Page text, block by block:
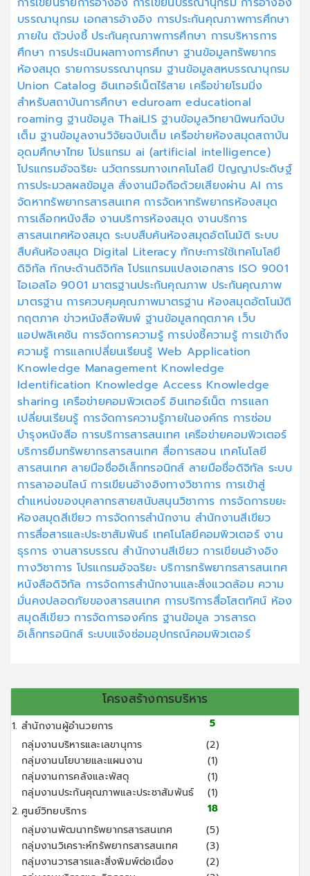
บรรณานุกรม เอกสารอ้างอิง การประกันคุณภาพการศึกษา
ภายใน ตัวบ่งชี้ ประกันคุณภาพการศึกษา การบริหารการ
ศึกษา การประเมินผลทางการศึกษา ฐานข้อมูลทรัพยากร
ห้องสมุด รายการบรรณานุกรม ฐานข้อมูลสหบรรณานุกรม
Union Catalog อินเทอร์เน็ตไร้สาย เครือข่ายโรมมิ่ง
สำหรับสถาบันการศึกษาeduroameducational
roaming ฐานข้อมูล ThaiLIS ฐานข้อมูลวิทยานิพนฑ์ฉบับ
เต็ม ฐานข้อมูลงานวิจัยฉบับเต็ม เครือข่ายห้องสมุดสถาบัน
อุดมศึกษาไทย โปรแกรม ai (artificial intelligence)
โปรแกรมอัจฉริยะ นวัตกรรมทางเทคโนโลยี ปัญญาประดิษฐ์
การประมวลผลข้อมูล สั่งงานมือถือด้วยเสียงผ่าน AI การ
จัดหาทรัพยากรสารสนเทศ การจัดหาทรัพยากรห้องสมุด
การเลือกหนังสืองานบริการห้องสมุด งานบริการ
สารสนเทศห้องสมุด ระบบสืบค้นห้องสมุดอัตโนมัติ ระบบ
สืบค้นห้องสมุด Digital Literacy ทักษะการใช้เทคโนโลยี
ดิจิทัล ทักษะด้านดิจิทัลโปรแกรมแปลงเอกสาร ISO 9001
ไอเอสโอ 9001 มาตรฐานประกันคุณภาพ ประกันคุณภาพ
มาตรฐาน การควบคุมคุณภาพมาตรฐาน ห้องสมุดอัตโนมัติ
กฤตภาค ข่าวหนังสือพิมพ์ ฐานข้อมูลกฤตภาค เว็บ
แอปพลิเคชัน การจัดการความรู้ การบ่งชี้ความรู้ การเข้าถึง
ความรู้ การแลกเปลี่ยนเรียนรู้ Web Application
Knowledge Management Knowledge
Identification Knowledge Access Knowledge
sharing เครือข่ายคอมพิวเตอร์อินเทอร์เน็ต การแลก
เปลี่ยนเรียนรู้ การจัดการความรู้ภายในองค์กร การซ่อม
บำรุงหนังสือ การบริการสารสนเทศ เครือข่ายคอมพิวเตอร์
บริการยืมทรัพยากรสารสนเทศ สื่อการสอน เทคโนโลยี
สารสนเทศลายมือชื่ออิเล็กทรอนิกส์ ลายมือชื่อดิจิทัล ระบบ
การลาออนไลน์ การเขียนอ้างอิงทางวิชาการ การเข้าสู่
ตำแหน่งของบุคลากรสายสนับสนุนวิชาการ การจัดการขยะ
ห้องสมุดสีเขียว การจัดการสำนักงาน สำนักงานสีเขียว
การสื่อสารและประชาสัมพันธ์ เทคโนโลยีคอมพิวเตอร์ งาน
ธุรการ งานสารบรรณสำนักงานสีเขียว การเขียนอ้างอิง
ทางวิชาการ โปรแกรมอัจฉริยะ บริการทรัพยากรสารสนเทศ
หนังสือดิจิทัล การจัดการสำนักงานและสิ่งแวดล้อม ความ
มั่นคงปลอดภัยของสารสนเทศ การบริการสื่อโสตทัศน์ ห้อง
สมุดสีเขียว การจัดการองค์กร ฐานข้อมูล วารสารด
อิเล็กทรอนิกส์ ระบบแจ้งซ่อมอุปกรณ์คอมพิวเตอร์
โครงสร้างการบริหาร
1. สำนักงานผู้อำนวยการ
5
กลุ่มงานบริหารและเลขานุการ
(2)
กลุ่มงานนโยบายและแผนงาน
(1)
กลุ่มงานการคลังและพัสดุ
(1)
กลุ่มงานประกันคุณภาพและประชาสัมพันธ์
(1)
2. ศูนย์วิทยบริการ
18
กลุ่มงานพัฒนาทรัพยากรสารสนเทศ
(5)
กลุ่มงานวิเคราะห์ทรัพยากรสารสนเทศ
(3)
กลุ่มงานวารสารและสิ่งพิมพ์ต่อเนื่อง
(2)